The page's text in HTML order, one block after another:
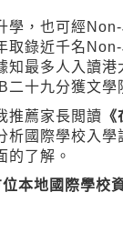
，也可經
錄近千名
最多人入讀
十九分獲文學
推薦家長閲讀
國際學校入
的了解。
本地 國際學校